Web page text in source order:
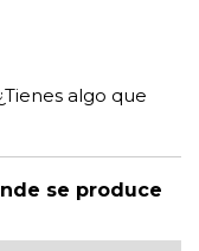
algo que
se produce